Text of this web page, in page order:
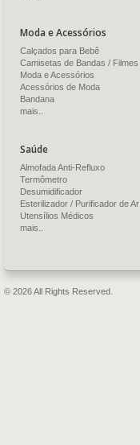
Moda e Acessórios
Calçados para Bebê
Camisetas de Bandas / Filmes
Moda e Acessórios
Acessórios de Moda
Bandana
mais..
Saúde
Almofada Anti-Refluxo
Termômetro
Desumidificador
Esterilizador / Purificador de Ar
Utensílios Médicos
mais..
© 2026 All Rights Reserved.